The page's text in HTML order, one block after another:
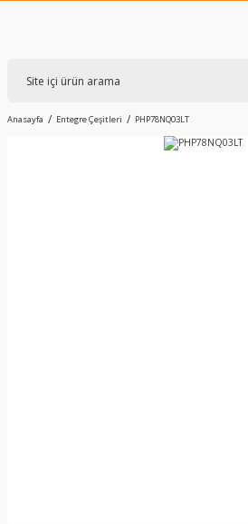
Anasayfa Entegre Çeşitleri PHP78NQ03LT